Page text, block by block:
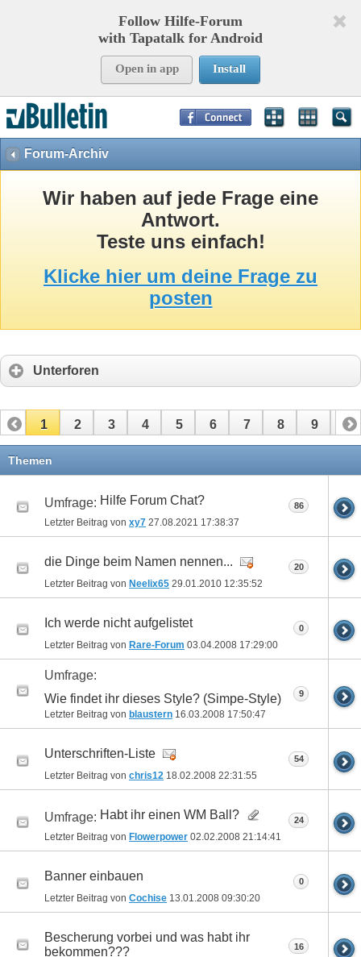
Follow Hilfe-Forum
with Tapatalk for Android
Open in app Install
Forum-Archiv
Wir haben auf jede Frage eine
Antwort.
Teste uns einfach!
Klicke hier um deine Frage zu
posten
Unterforen
1 2 3 4 5 6 7 8 9 10
11
Themen
Umfrage: Hilfe Forum Chat?
Letzter Beitrag von xy7 27.08.2021 17:38:37
86
die Dinge beim Namen nennen...
Letzter Beitrag von Neelix65 29.01.2010 12:35:52
20
Ich werde nicht aufgelistet
Letzter Beitrag von Rare-Forum 03.04.2008 17:29:00
0
Umfrage:
Wie findet ihr dieses Style? (Simpe-Style)
Letzter Beitrag von blaustern 16.03.2008 17:50:47
9
Unterschriften-Liste
Letzter Beitrag von chris12 18.02.2008 22:31:55
54
Umfrage: Habt ihr einen WM Ball?
Letzter Beitrag von Flowerpower 02.02.2008 21:14:41
24
Banner einbauen
Letzter Beitrag von Cochise 13.01.2008 09:30:20
0
Bescherung vorbei und was habt ihr
bekommen???
16
Page Time:0,22014
Templates:40